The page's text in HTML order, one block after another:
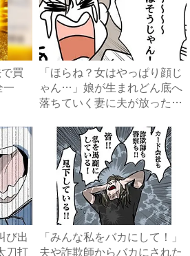
買
「ほらね？女はやっぱり顔じ
ゃん…」娘が生まれどん底へ
落ちていく妻に夫が放った衝
び出
刀打
「みんな私をバカにして！」
夫や詐欺師からバカにされた